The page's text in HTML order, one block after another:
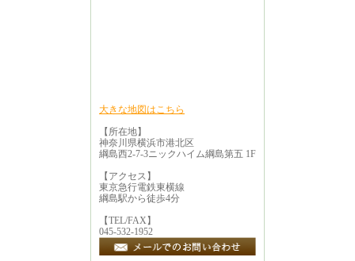
大きな地図はこちら
【所在地】
神奈川県横浜市港北区
綱島西2-7-3ニックハイム綱島第五 1F
【アクセス】
東京急行電鉄東横線
綱島駅から徒歩4分
【TEL/FAX】
045-532-1952